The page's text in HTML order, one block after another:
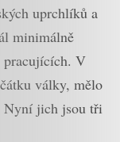
uprchlíků a
minimálně
pracujících. V
války, mělo
Nyní jich jsou tři